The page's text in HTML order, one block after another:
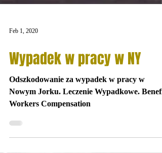
Feb 1, 2020
Wypadek w pracy w NY
Odszkodowanie za wypadek w pracy w
Nowym Jorku. Leczenie Wypadkowe.